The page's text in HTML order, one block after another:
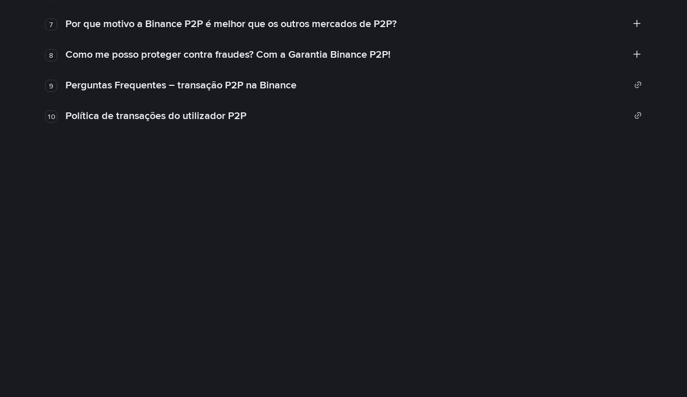
7 Por que motivo a Binance P2P é melhor que os outros mercados de P2P?
8 Como me posso proteger contra fraudes? Com a Garantia Binance P2P!
9 Perguntas Frequentes – transação P2P na Binance
10 Política de transações do utilizador P2P